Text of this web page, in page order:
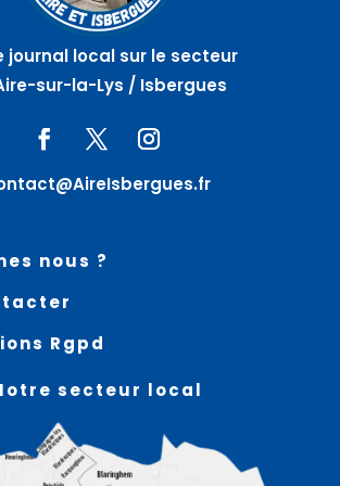
journal local sur le secteur
sur-la-Lys / Isbergues
nous ?
Rgpd
secteur local